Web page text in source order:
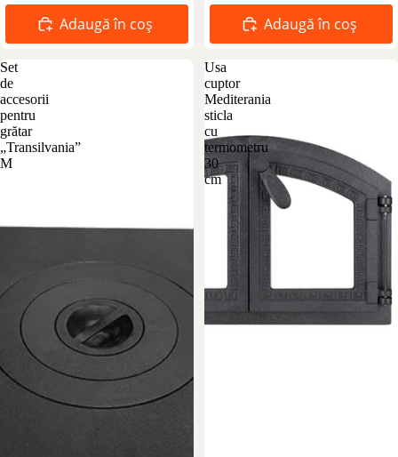
Adaugă în coș Adaugă în coș
Set
de
accesorii
pentru
grătar
„Transilvania”
M
Usa
cuptor
Mediterania
sticla
cu
termometru
30
cm